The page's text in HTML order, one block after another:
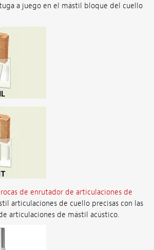
a juego en el mástil bloque del cuello
de enrutador de articulaciones de
articulaciones de cuello precisas con las
articulaciones de mástil acústico.